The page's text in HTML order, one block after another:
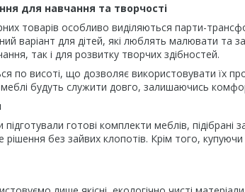
для навчання та творчості
товарів особливо виділяються парти-
варіант для дітей, які люблять малювати та
так і для розвитку творчих здібностей.
по висоті, що дозволяє використовувати їх
будуть служити довго, залишаючись
готові комплекти меблів,
без зайвих клопотів. Крім того,